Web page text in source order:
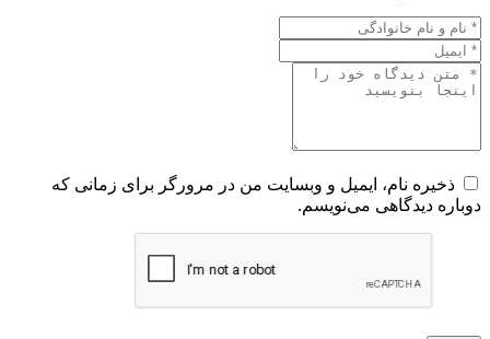
ذخیره نام، ایمیل و وبسایت من در مرورگر برای زمانی که
دوباره دیدگاهی می‌نویسم.